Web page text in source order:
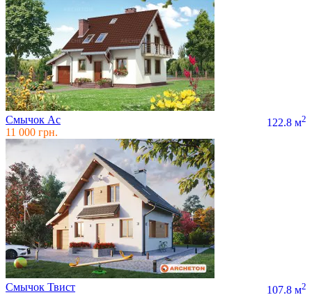
Смычок Ас 122.8 м2
11 000 грн.
Смычок Твист 107.8 м2